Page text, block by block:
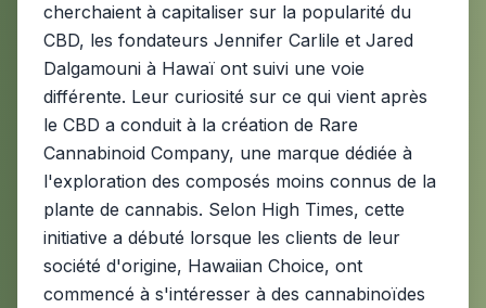
cherchaient à capitaliser sur la popularité du
CBD, les fondateurs Jennifer Carlile et Jared
Dalgamouni à Hawaï ont suivi une voie
différente. Leur curiosité sur ce qui vient après
le CBD a conduit à la création de Rare
Cannabinoid Company, une marque dédiée à
l'exploration des composés moins connus de la
plante de cannabis. Selon High Times, cette
initiative a débuté lorsque les clients de leur
société d'origine, Hawaiian Choice, ont
commencé à s'intéresser à des cannabinoïdes